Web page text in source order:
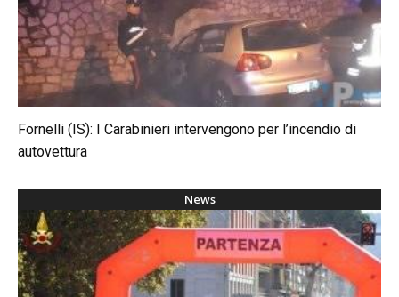
Fornelli (IS): I Carabinieri intervengono per l’incendio di
autovettura
News